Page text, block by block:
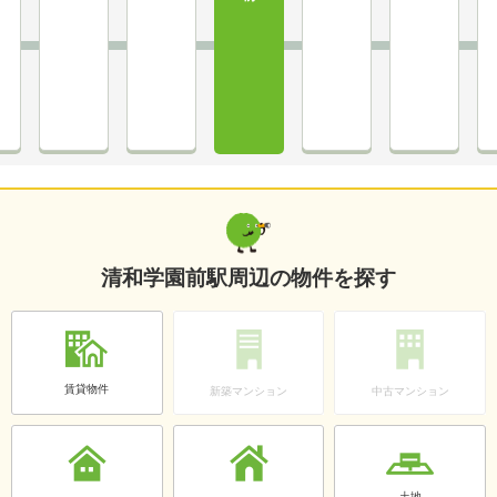
清和学園前駅周辺の物件を探す
賃貸物件 新築マンション 中古マンション